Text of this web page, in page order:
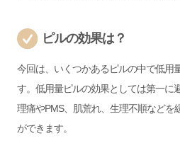
ピルの効果は？
今回は、いくつかあるピルの中で低用
す。低用量ピルの効果としては第一に
理痛やPMS、肌荒れ、生理不順などを
ができます。